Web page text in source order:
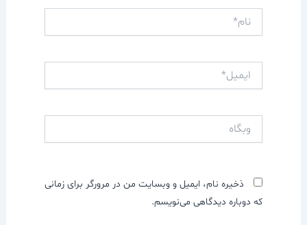
ذخیره نام، ایمیل و وبسایت من در مرورگر برای زمانی
که دوباره دیدگاهی می‌نویسم.